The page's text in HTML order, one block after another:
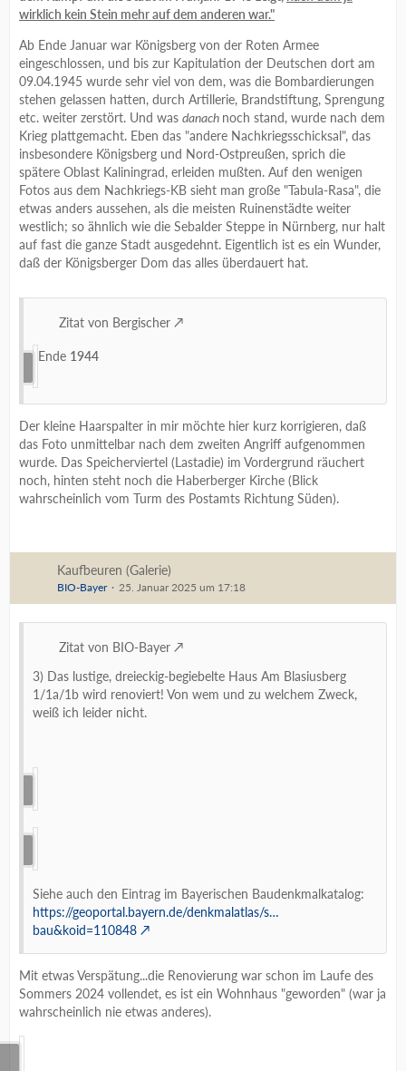
wirklich kein Stein mehr auf dem anderen war."
Ab Ende Januar war Königsberg von der Roten Armee
eingeschlossen, und bis zur Kapitulation der Deutschen dort am
09.04.1945 wurde sehr viel von dem, was die Bombardierungen
stehen gelassen hatten, durch Artillerie, Brandstiftung, Sprengung
etc. weiter zerstört. Und was danach noch stand, wurde nach dem
Krieg plattgemacht. Eben das "andere Nachkriegsschicksal", das
insbesondere Königsberg und Nord-Ostpreußen, sprich die
spätere Oblast Kaliningrad, erleiden mußten. Auf den wenigen
Fotos aus dem Nachkriegs-KB sieht man große "Tabula-Rasa", die
etwas anders aussehen, als die meisten Ruinenstädte weiter
westlich; so ähnlich wie die Sebalder Steppe in Nürnberg, nur halt
auf fast die ganze Stadt ausgedehnt. Eigentlich ist es ein Wunder,
daß der Königsberger Dom das alles überdauert hat.
Zitat von Bergischer
Ende 1944
Der kleine Haarspalter in mir möchte hier kurz korrigieren, daß
das Foto unmittelbar nach dem zweiten Angriff aufgenommen
wurde. Das Speicherviertel (Lastadie) im Vordergrund räuchert
noch, hinten steht noch die Haberberger Kirche (Blick
wahrscheinlich vom Turm des Postamts Richtung Süden).
Kaufbeuren (Galerie)
BIO-Bayer 25. Januar 2025 um 17:18
Zitat von BIO-Bayer
3) Das lustige, dreieckig-begiebelte Haus Am Blasiusberg
1/1a/1b wird renoviert! Von wem und zu welchem Zweck,
weiß ich leider nicht.
Siehe auch den Eintrag im Bayerischen Baudenkmalkatalog:
https://geoportal.bayern.de/denkmalatlas/s…
bau&koid=110848
Mit etwas Verspätung...die Renovierung war schon im Laufe des
Sommers 2024 vollendet, es ist ein Wohnhaus "geworden" (war ja
wahrscheinlich nie etwas anderes).